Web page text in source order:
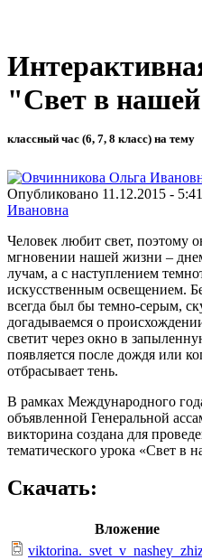
"Свет в
классный час (6, 7, 8 класс) на тему
Опубликовано 11.12.2015 -
Ивановна
Человек любит свет, поэтому
мгновении нашей жизни –
лучам, а с наступлением
искусственным освещением.
всегда был бы темно-серым,
догадываемся о
светит через окно в
появляется после дождя или
отбрасывает тень.
В рамках Международного
объявленной Генеральной
викторина создана для
тематического урока «Свет в
Скачать:
Вложение